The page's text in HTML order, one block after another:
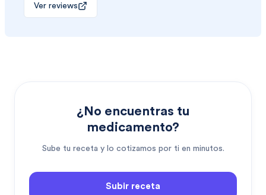
Ver reviews
¿No encuentras tu
medicamento?
Sube tu receta y lo cotizamos por ti en minutos.
Subir receta